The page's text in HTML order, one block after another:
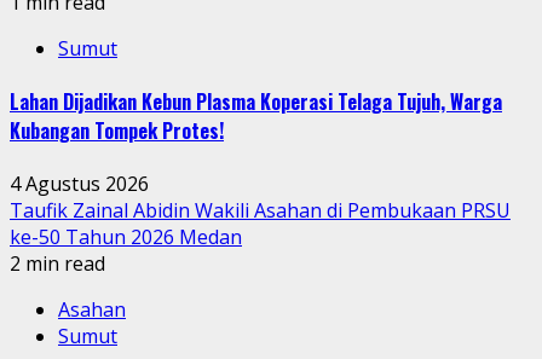
Sumut
Lahan Dijadikan Kebun Plasma Koperasi Telaga Tujuh, Warga
Kubangan Tompek Protes!
4 Agustus 2026
Taufik Zainal Abidin Wakili Asahan di Pembukaan PRSU
ke-50 Tahun 2026 Medan
2 min read
Asahan
Sumut